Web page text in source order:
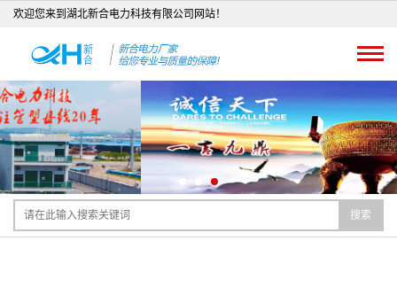
欢迎您来到湖北新合电力科技有限公司网站！
搜索